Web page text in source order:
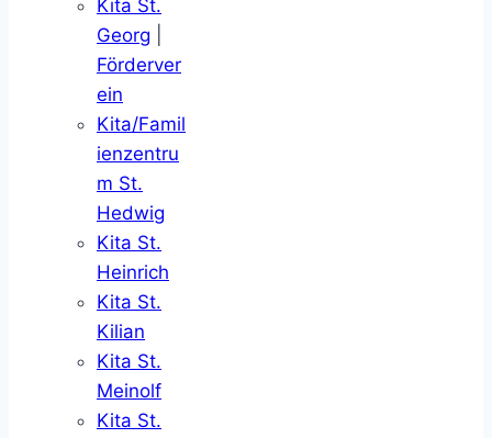
Kita St.
Georg
Förderver
ein
Kita/Famil
ienzentru
m St.
Hedwig
Kita St.
Heinrich
Kita St.
Kilian
Kita St.
Meinolf
Kita St.